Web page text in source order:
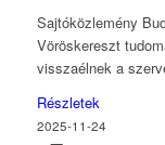
Sajtóközlemény
Vöröskereszt
visszaélnek a
Részletek
2025-11-24